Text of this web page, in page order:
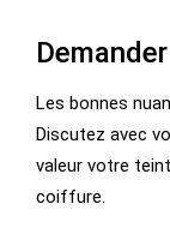
Les bonnes
Discutez avec
valeur votre
coiffure.